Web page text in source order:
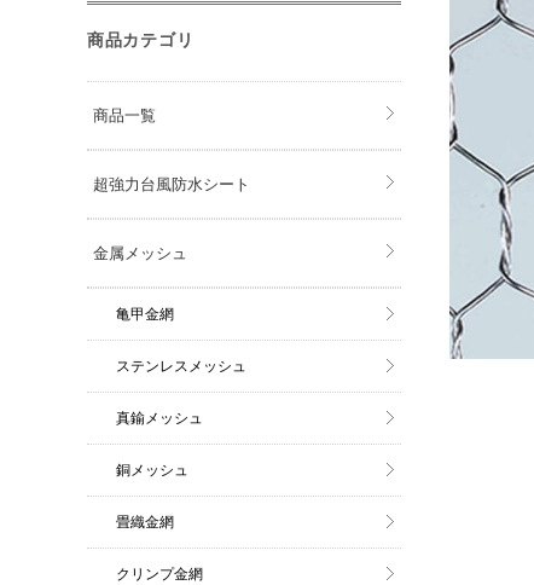
商品カテゴリ
商品一覧
超強力台風防水シート
金属メッシュ
亀甲金網
ステンレスメッシュ
真鍮メッシュ
銅メッシュ
畳織金網
クリンプ金網